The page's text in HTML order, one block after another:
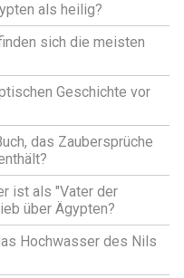
als heilig?
sich die meisten
Geschichte vor
das Zaubersprüche
ist als "Vater der
über Ägypten?
Hochwasser des Nils